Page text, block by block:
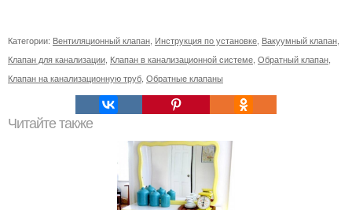
Категории: Вентиляционный клапан Инструкция по установке Вакуумный клапан
Клапан для канализации Клапан в канализационной системе Обратный клапан
Клапан на канализационную труб Обратные клапаны
Читайте также